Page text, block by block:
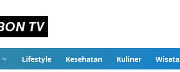
Lifestyle Kesehatan Kuliner Wisata